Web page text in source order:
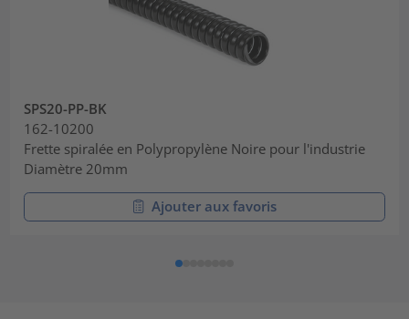
SPS20-PP-BK
162-10200
Frette spiralée en Polypropylène Noire pour l'industrie
Diamètre 20mm
Ajouter aux favoris